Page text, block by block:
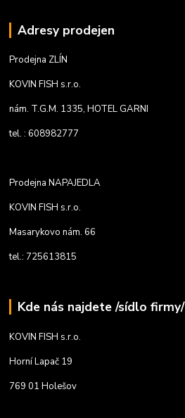
Adresy prodejen
Prodejna ZLÍN
KOVIN FISH s.r.o.
nám. T.G.M. 1335, HOTEL GARNI
tel. : 608982777
Prodejna NAPAJEDLA
KOVIN FISH s.r.o.
Masarykovo nám. 66
tel.: 725613815
Kde nás najdete /sídlo firmy/
KOVIN FISH s.r.o.
Horní Lapač 19
769 01 Holešov